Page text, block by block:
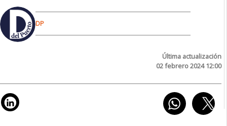
DP
Última actualización
02 febrero 2024 12:00